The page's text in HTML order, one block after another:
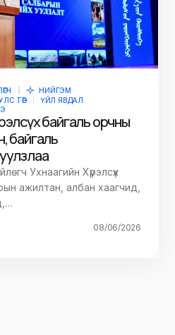
НИЙГЭМ
ТӨР
ҮЙЛ ЯВДАЛ
байгаль орчны
байгаль
Ухнаагийн Хүрэлсүх
ажилтан, албан хаагчид,
08/06/2026